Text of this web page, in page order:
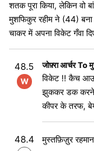
शतक पूरा किया, लेकिन वो
मुशफिकुर रहीम ने (44)
चाकर में अपना विकेट गँवा
48.5
W
जोफ़्रा आर्चर To
विकेट !! कैच
झुककर डक करने
कीपर के तरफ,
48.4 मुस्तफ़िज़ुर